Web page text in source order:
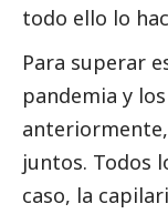
todo ello lo
Para superar
pandemia y
juntos. Todos
caso, la